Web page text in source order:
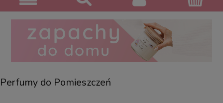
Perfumy do Pomieszczeń